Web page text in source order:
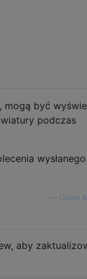
mogą być
podczas
David
aby